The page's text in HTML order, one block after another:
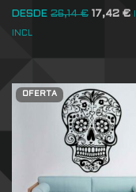
DESDE 26,14€ 17,42 €
INCL
OFERTA